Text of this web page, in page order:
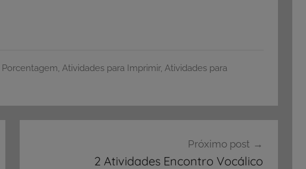
, Atividades para Imprimir, Atividades para
Próximo post
2 Atividades Encontro Vocálico